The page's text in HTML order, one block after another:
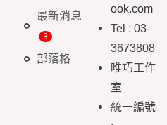
最新消息
部落格
ook.com
Tel : 03-
3673808
唯巧工作
室
統一編號